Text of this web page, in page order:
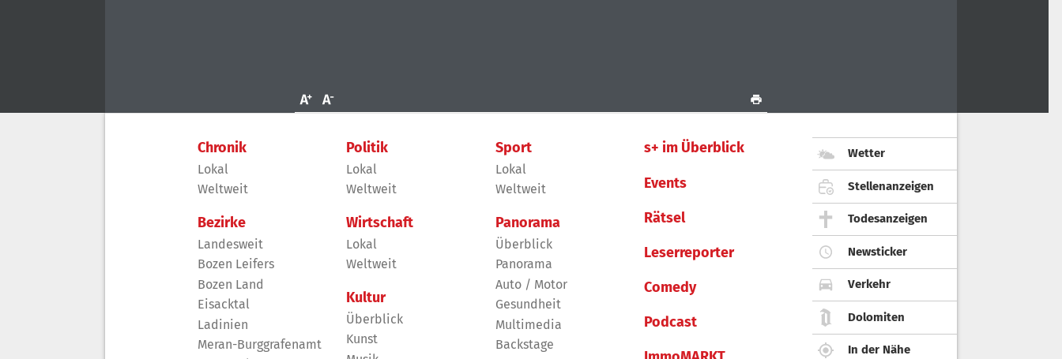
Chronik
Lokal
Weltweit
Bezirke
Landesweit
Bozen Leifers
Bozen Land
Eisacktal
Ladinien
Meran-Burggrafenamt
Politik
Lokal
Weltweit
Wirtschaft
Lokal
Weltweit
Kultur
Überblick
Kunst
Sport
Lokal
Weltweit
Panorama
Überblick
Panorama
Auto / Motor
Gesundheit
Multimedia
Backstage
s+ im Überblick
Events
Rätsel
Leserreporter
Comedy
Podcast
Wetter
Stellenanzeigen
Todesanzeigen
Newsticker
Verkehr
Dolomiten
In der Nähe